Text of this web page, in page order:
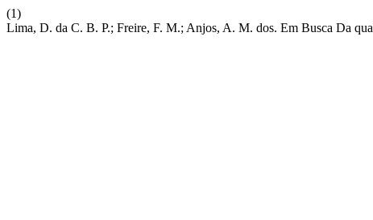
(1)
Lima, D. da C. B. P.; Freire, F. M.; Anjos, A. M. dos. Em Busca Da